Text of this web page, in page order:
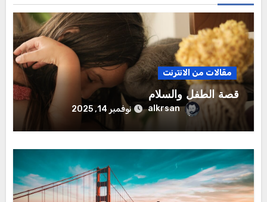
مقالات من الانترنت
قصة الطفل والسلام
alkrsan نوفمبر 14, 2025